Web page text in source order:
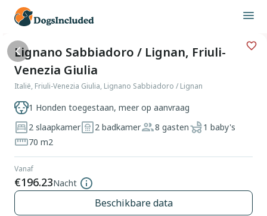
Lignano Sabbiadoro / Lignan, Friuli-
Venezia Giulia
Italië, Friuli-Venezia Giulia, Lignano Sabbiadoro / Lignan
1 Honden toegestaan, meer op aanvraag
2 slaapkamer
2 badkamer 8 gasten
1 baby's
70 m2
Vanaf
€196.23Nacht
Beschikbare data